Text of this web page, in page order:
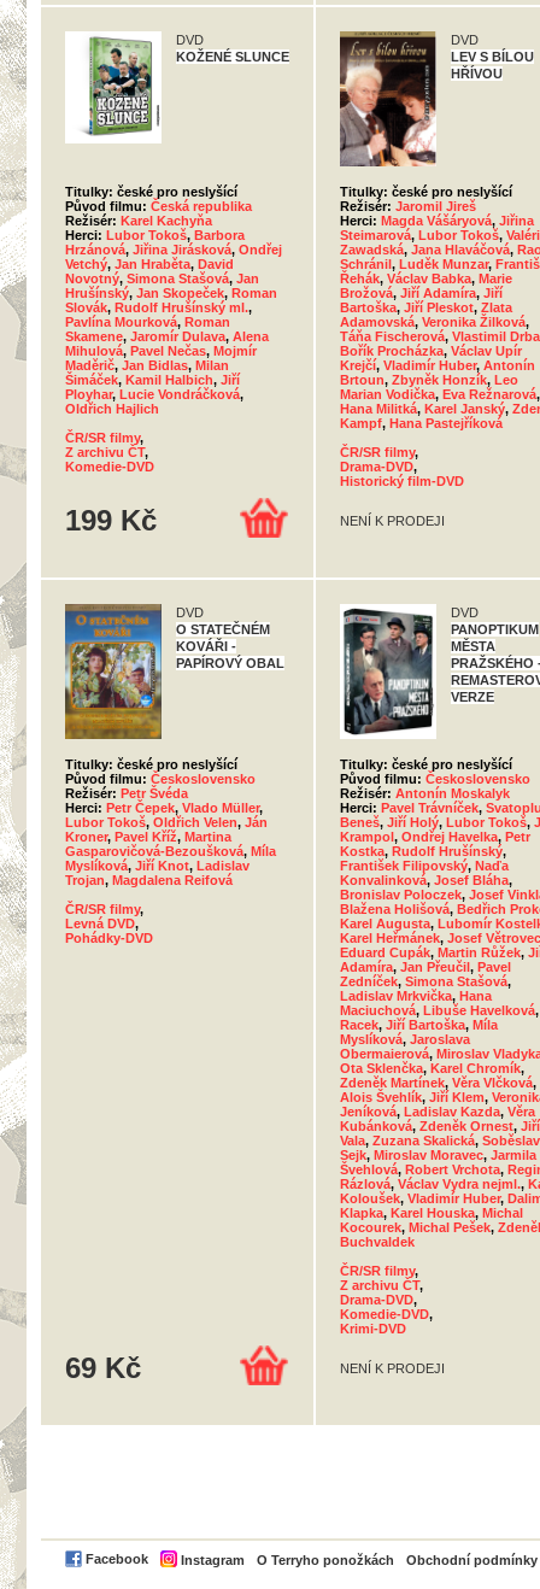
DVD
KOŽENÉ SLUNCE
Titulky: české pro neslyšící
Původ filmu: Česká republika
Režisér: Karel Kachyňa
Herci: Lubor Tokoš, Barbora
Hrzánová, Jiřina Jirásková, Ondřej
Vetchý, Jan Hraběta, David
Novotný, Simona Stašová, Jan
Hrušínský, Jan Skopeček, Roman
Slovák, Rudolf Hrušínský ml.,
Pavlína Mourková, Roman
Skamene, Jaromír Dulava, Alena
Mihulová, Pavel Nečas, Mojmír
Maděrič, Jan Bidlas, Milan
Šimáček, Kamil Halbich, Jiří
Ployhar, Lucie Vondráčková,
Oldřich Hajlich
ČR/SR filmy,
Z archivu ČT,
Komedie-DVD
199 Kč
DVD
LEV S BÍLOU
HŘÍVOU
Titulky: české pro neslyšící
Režisér: Jaromil Jireš
Herci: Magda Vášáryová, Jiřina
Steimarová, Lubor Tokoš,
Zawadská, Jana Hlaváčová,
Schránil, Luděk Munzar,
Řehák, Václav Babka, Marie
Brožová, Jiří Adamíra, Jiří
Bartoška, Jiří Pleskot, Zlata
Adamovská, Veronika Žilková,
Táňa Fischerová, Vlastimil
Bořík Procházka, Václav Upír
Krejčí, Vladimír Huber, Antonín
Brtoun, Zbyněk Honzík, Leo
Marian Vodička, Eva Režnarová,
Hana Militká, Karel Janský,
Kampf, Hana Pastejříková
ČR/SR filmy,
Drama-DVD,
Historický film-DVD
NENÍ K PRODEJI
DVD
O STATEČNÉM
KOVÁŘI -
PAPÍROVÝ OBAL
Titulky: české pro neslyšící
Původ filmu: Československo
Režisér: Petr Švéda
Herci: Petr Čepek, Vlado Müller,
Lubor Tokoš, Oldřich Velen, Ján
Kroner, Pavel Kříž, Martina
Gasparovičová-Bezoušková, Míla
Myslíková, Jiří Knot, Ladislav
Trojan, Magdalena Reifová
ČR/SR filmy,
Levná DVD,
Pohádky-DVD
69 Kč
DVD
PANOPTIKUM
MĚSTA
PRAŽSKÉHO
VERZE
Titulky: české pro neslyšící
Původ filmu: Československo
Režisér: Antonín Moskalyk
Herci: Pavel Trávníček,
Beneš, Jiří Holý, Lubor Tokoš,
Krampol, Ondřej Havelka, Petr
Kostka, Rudolf Hrušínský,
František Filipovský, Naďa
Konvalinková, Josef Bláha,
Bronislav Poloczek, Josef
Blažena Holišová, Bedřich
Karel Augusta, Lubomír
Karel Heřmánek, Josef Větrovec
Eduard Cupák, Martin Růžek,
Adamíra, Jan Přeučil, Pavel
Zedníček, Simona Stašová,
Ladislav Mrkvička, Hana
Maciuchová, Libuše Havelková
Racek, Jiří Bartoška, Míla
Myslíková, Jaroslava
Obermaierová, Miroslav
Ota Sklenčka, Karel Chromík,
Zdeněk Martínek, Věra Vlčková,
Alois Švehlík, Jiří Klem,
Jeníková, Ladislav Kazda, Věra
Kubánková, Zdeněk Ornest, Jiří
Vala, Zuzana Skalická, Soběslav
Sejk, Miroslav Moravec, Jarmila
Švehlová, Robert Vrchota,
Rázlová, Václav Vydra nejml.,
Koloušek, Vladimír Huber,
Klapka, Karel Houska, Michal
Kocourek, Michal Pešek,
Buchvaldek
ČR/SR filmy,
Z archivu ČT,
Drama-DVD,
Komedie-DVD,
Krimi-DVD
NENÍ K PRODEJI
Facebook Instagram O Terryho ponožkách Obchodní podmínky
PayPal